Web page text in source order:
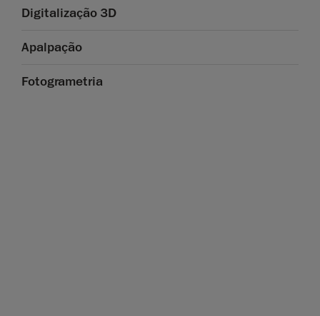
Digitalização 3D
Apalpação
Fotogrametria